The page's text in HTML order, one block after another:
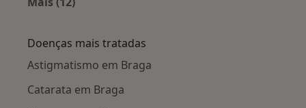
Doenças mais tratadas
Astigmatismo em Braga
Catarata em Braga